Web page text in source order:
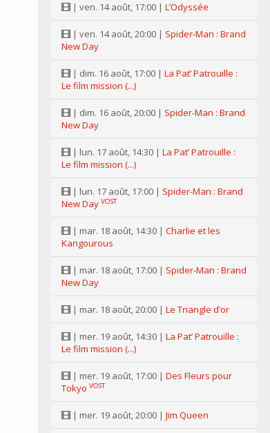
| ven. 14 août, 17:00 | L’Odyssée
| ven. 14 août, 20:00 | Spider-Man : Brand
New Day
| dim. 16 août, 17:00 | La Pat’ Patrouille :
Le film mission (...)
| dim. 16 août, 20:00 | Spider-Man : Brand
New Day
| lun. 17 août, 14:30 | La Pat’ Patrouille :
Le film mission (...)
| lun. 17 août, 17:00 | Spider-Man : Brand
New Day VOST
| mar. 18 août, 14:30 | Charlie et les
Kangourous
| mar. 18 août, 17:00 | Spider-Man : Brand
New Day
| mar. 18 août, 20:00 | Le Triangle d’or
| mer. 19 août, 14:30 | La Pat’ Patrouille :
Le film mission (...)
| mer. 19 août, 17:00 | Des Fleurs pour
Tokyo VOST
| mer. 19 août, 20:00 | Jim Queen